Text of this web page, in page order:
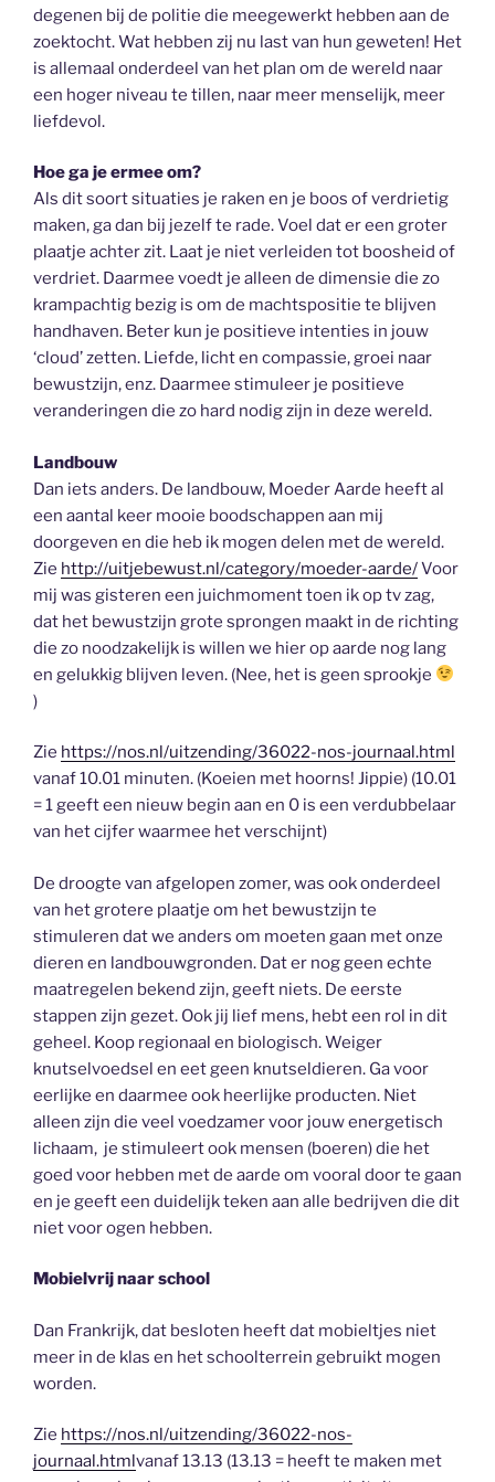
degenen bij de politie die meegewerkt hebben aan de
zoektocht. Wat hebben zij nu last van hun geweten! Het
is allemaal onderdeel van het plan om de wereld naar
een hoger niveau te tillen, naar meer menselijk, meer
liefdevol.
Hoe ga je ermee om?
Als dit soort situaties je raken en je boos of verdrietig
maken, ga dan bij jezelf te rade. Voel dat er een groter
plaatje achter zit. Laat je niet verleiden tot boosheid of
verdriet. Daarmee voedt je alleen de dimensie die zo
krampachtig bezig is om de machtspositie te blijven
handhaven. Beter kun je positieve intenties in jouw
‘cloud’ zetten. Liefde, licht en compassie, groei naar
bewustzijn, enz. Daarmee stimuleer je positieve
veranderingen die zo hard nodig zijn in deze wereld.
Landbouw
Dan iets anders. De landbouw, Moeder Aarde heeft al
een aantal keer mooie boodschappen aan mij
doorgeven en die heb ik mogen delen met de wereld.
Zie http://uitjebewust.nl/category/moeder-aarde/Voor
mij was gisteren een juichmoment toen ik op tv zag,
dat het bewustzijn grote sprongen maakt in de richting
die zo noodzakelijk is willen we hier op aarde nog lang
en gelukkig blijven leven. (Nee, het is geen sprookje
)
Zie https://nos.nl/uitzending/36022-nos-journaal.html
vanaf 10.01 minuten. (Koeien met hoorns! Jippie) (10.01
= 1 geeft een nieuw begin aan en 0 is een verdubbelaar
van het cijfer waarmee het verschijnt)
De droogte van afgelopen zomer, was ook onderdeel
van het grotere plaatje om het bewustzijn te
stimuleren dat we anders om moeten gaan met onze
dieren en landbouwgronden. Dat er nog geen echte
maatregelen bekend zijn, geeft niets. De eerste
stappen zijn gezet. Ook jij lief mens, hebt een rol in dit
geheel. Koop regionaal en biologisch. Weiger
knutselvoedsel en eet geen knutseldieren. Ga voor
eerlijke en daarmee ook heerlijke producten. Niet
alleen zijn die veel voedzamer voor jouw energetisch
lichaam, je stimuleert ook mensen (boeren) die het
goed voor hebben met de aarde om vooral door te gaan
en je geeft een duidelijk teken aan alle bedrijven die dit
niet voor ogen hebben.
Mobielvrij naar school
Dan Frankrijk, dat besloten heeft dat mobieltjes niet
meer in de klas en het schoolterrein gebruikt mogen
worden.
Zie https://nos.nl/uitzending/36022-nos-
journaal.htmlvanaf 13.13 (13.13 = heeft te maken met